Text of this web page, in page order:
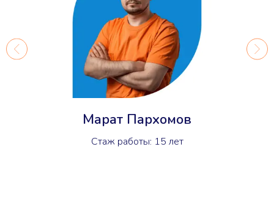
Марат Пархомов
Стаж работы: 15 лет